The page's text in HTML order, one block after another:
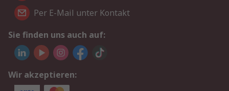
Per E-Mail unter Kontakt
Sie finden uns auch auf:
Wir akzeptieren: